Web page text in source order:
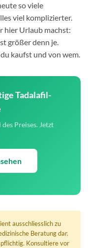
so viele
viel komplizierter.
hier Urlaub machst:
größer denn je.
kaufst und von wem.
Tadalafil-
Preises. Jetzt
ausschliesslich zu
Beratung dar.
Konsultiere vor